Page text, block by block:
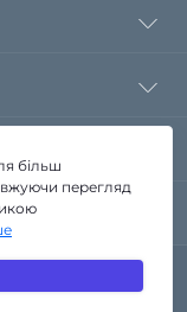
Seria-A © 2026
більш
перегляд